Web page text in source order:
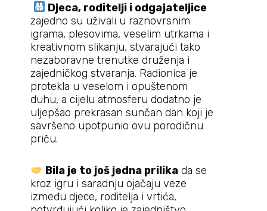
Djeca, roditelji i odgajateljice
zajedno su uživali u raznovrsnim
igrama, plesovima, veselim utrkama i
kreativnom slikanju, stvarajući tako
nezaboravne trenutke druženja i
zajedničkog stvaranja. Radionica je
protekla u veselom i opuštenom
duhu, a cijelu atmosferu dodatno je
uljepšao prekrasan sunčan dan koji je
savršeno upotpunio ovu porodičnu
priču.
Bila je to još jedna prilika da se
kroz igru i saradnju ojačaju veze
između djece, roditelja i vrtića,